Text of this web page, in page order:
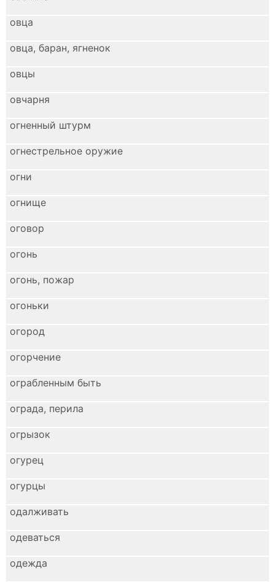
овца
овца, баран, ягненок
овцы
овчарня
огненный штурм
огнестрельное оружие
огни
огнище
оговор
огонь
огонь, пожар
огоньки
огород
огорчение
ограбленным быть
ограда, перила
огрызок
огурец
огурцы
одалживать
одеваться
одежда